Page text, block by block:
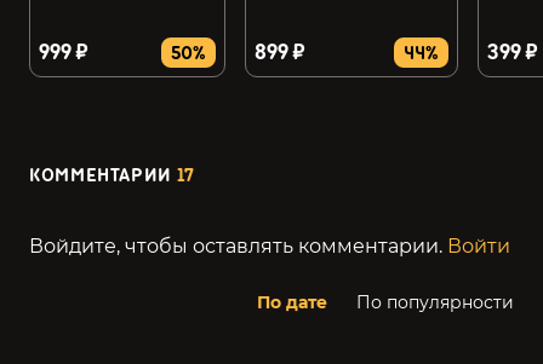
999 ₽ 50% 899 ₽ 44% 399 ₽
КОММЕНТАРИИ 17
Войдите, чтобы оставлять комментарии. Войти
По дате По популярности